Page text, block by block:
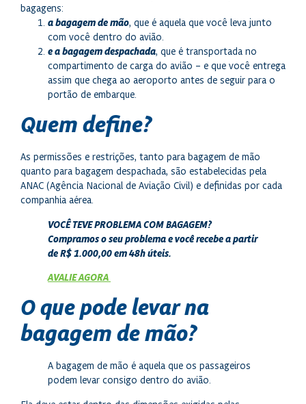
bagagens:
a bagagem de mão, que é aquela que você leva junto
com você dentro do avião.
e a bagagem despachada, que é transportada no
compartimento de carga do avião – e que você entrega
assim que chega ao aeroporto antes de seguir para o
portão de embarque.
Quem define?
As permissões e restrições, tanto para bagagem de mão
quanto para bagagem despachada, são estabelecidas pela
ANAC (Agência Nacional de Aviação Civil) e definidas por cada
companhia aérea.
VOCÊ TEVE PROBLEMA COM BAGAGEM?
Compramos o seu problema e você recebe a partir
de R$ 1.000,00 em 48h úteis.
AVALIE AGORA
O que pode levar na
bagagem de mão?
A bagagem de mão é aquela que os passageiros
podem levar consigo dentro do avião.